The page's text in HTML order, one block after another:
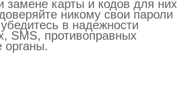
замене карты и кодов для них
никому свои пароли
в надежности
SМS, противоправных
органы.